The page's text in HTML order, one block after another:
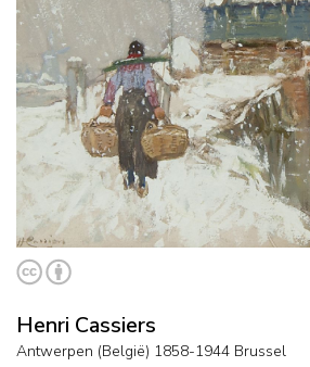
Henri Cassiers
Antwerpen (België) 1858-1944 Brussel